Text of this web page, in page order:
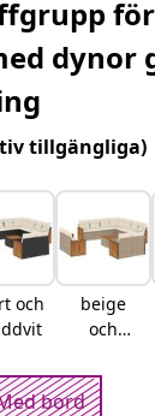
dynor
tillgängliga)
och
beige
och
bord